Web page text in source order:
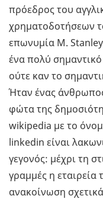
πρόεδρος του
χρηματοδοτήσεων
επωνυμία M.
ένα πολύ
ούτε καν το
Ήταν ένας
φώτα της
wikipedia με το
linkedin είναι
γεγονός: μέχρι τη
γραμμές η εταιρεία
ανακοίνωση